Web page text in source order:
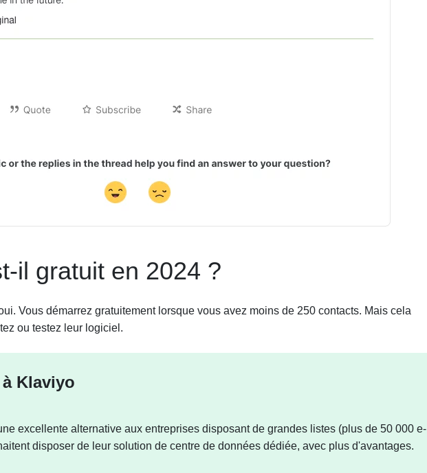
il gratuit en 2024 ?
Vous démarrez gratuitement lorsque vous avez moins de 250 contacts. Mais cela
ou testez leur logiciel.
Klaviyo
excellente alternative aux entreprises disposant de grandes listes (plus de 50 000 e-
disposer de leur solution de centre de données dédiée, avec plus d'avantages.